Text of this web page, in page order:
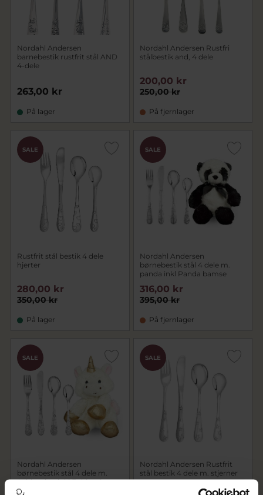
Nordahl Andersen
barnebestik rustfrit stål AND
4-dele
263,00 kr
På lager
Nordahl Andersen Rustfri
stålbestik and, 4 dele
250,00 kr
200,00 kr
På fjernlager
SALE
Rustfrit stål bestik 4 dele
hjerter
350,00 kr
280,00 kr
På lager
SALE
Nordahl Andersen
børnebestik stål 4 dele m.
panda inkl Panda bamse
395,00 kr
316,00 kr
På fjernlager
SALE
Nordahl Andersen
børnebestik stål 4 dele m.
enhjørning inkl Enhjørning
bamse
SALE
Nordahl Andersen Rustfrit
stål bestik 4 dele m. stjerner